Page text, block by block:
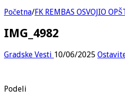
Početna/FK REMBAS OSVOJIO
IMG_4982
Gradske Vesti 10/06/2025
Podeli